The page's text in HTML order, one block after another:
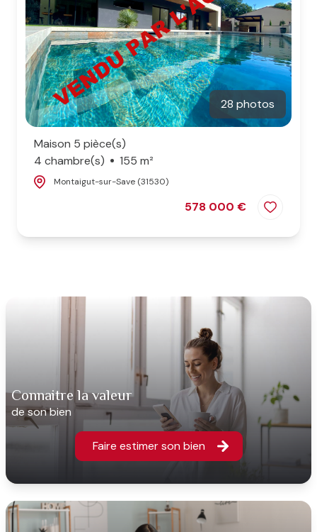
28 photos
Maison 5 pièce(s)
4 chambre(s)
155 m²
Montaigut-sur-Save (31530)
578 000 €
connaitre la valeur
de son bien
Faire estimer son bien